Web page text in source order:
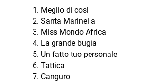
Meglio di così
Santa Marinella
Miss Mondo Africa
La grande bugia
Un fatto tuo personale
Tattica
Canguro